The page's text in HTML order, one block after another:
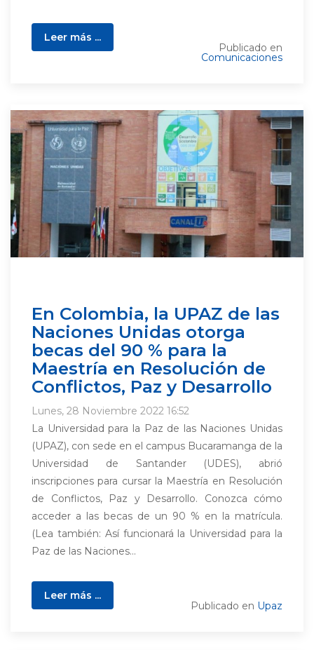
Leer más ...
Publicado en
Comunicaciones
En Colombia, la UPAZ de las
Naciones Unidas otorga
becas del 90 % para la
Maestría en Resolución de
Conflictos, Paz y Desarrollo
Lunes, 28 Noviembre 2022 16:52
La Universidad para la Paz de las Naciones Unidas
(UPAZ), con sede en el campus Bucaramanga de la
Universidad de Santander (UDES), abrió
inscripciones para cursar la Maestría en Resolución
de Conflictos, Paz y Desarrollo. Conozca cómo
acceder a las becas de un 90 % en la matrícula.
(Lea también: Así funcionará la Universidad para la
Paz de las Naciones...
Leer más ...
Publicado en Upaz